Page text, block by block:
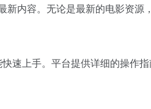
内容。无论是最新的电影资源
速上手。平台提供详细的操作